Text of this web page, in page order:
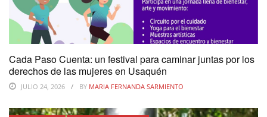
Cada Paso Cuenta: un festival para caminar juntas por los
derechos de las mujeres en Usaquén
JULIO 24, 2026 BY MARIA FERNANDA SARMIENTO